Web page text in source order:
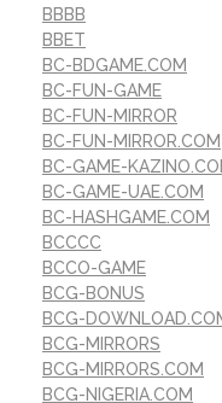
BBBB
BBET
BC-BDGAME.COM
BC-FUN-GAME
BC-FUN-MIRROR
BC-FUN-MIRROR.COM
BC-GAME-
BC-GAME-UAE.COM
BC-HASHGAME.COM
BCCCC
BCCO-GAME
BCG-BONUS
BCG-
BCG-MIRRORS
BCG-MIRRORS.COM
BCG-NIGERIA.COM